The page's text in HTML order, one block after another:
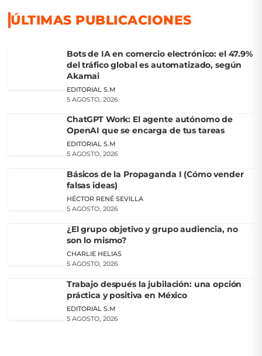
ÚLTIMAS PUBLICACIONES
Bots de IA en comercio electrónico: el 47.9%
del tráfico global es automatizado, según
Akamai
EDITORIAL S.M
5 AGOSTO, 2026
ChatGPT Work: El agente autónomo de
OpenAI que se encarga de tus tareas
EDITORIAL S.M
5 AGOSTO, 2026
Básicos de la Propaganda I (Cómo vender
falsas ideas)
HÉCTOR RENÉ SEVILLA
5 AGOSTO, 2026
¿El grupo objetivo y grupo audiencia, no
son lo mismo?
CHARLIE HELIAS
5 AGOSTO, 2026
Trabajo después la jubilación: una opción
práctica y positiva en México
EDITORIAL S.M
5 AGOSTO, 2026